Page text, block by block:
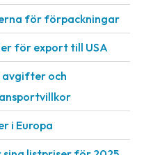
för förpackningar
för export till USA
avgifter och
i Europa